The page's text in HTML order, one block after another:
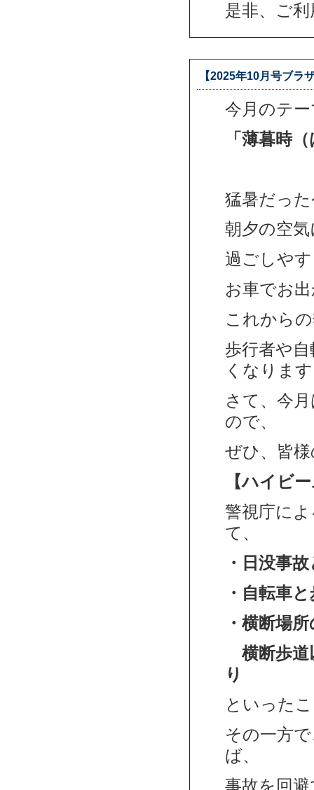
是非、ご
【2025年10月号ブラ
今月のテ
「薄暮時
猛暑だっ
朝夕の空
過ごしや
お車でお
これから
歩行者や
くなりま
さて、今
ので、
ぜひ、皆
【ハイビ
警視庁に
て、
・日没事
・自転車
・横断場
横断歩道
り
といった
その一方
ば、
事故を回